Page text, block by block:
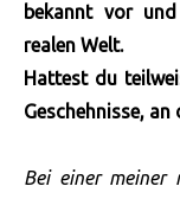
bekannt vor
realen Welt.
Hattest du
Geschehnisse,
Bei einer meiner